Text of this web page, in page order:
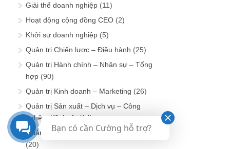
Giải thể doanh nghiệp (11)
Hoạt động cộng đồng CEO (2)
Khởi sự doanh nghiệp (5)
Quản trị Chiến lược – Điều hành (25)
Quản trị Hành chính – Nhân sự – Tổng
hợp (90)
Quản trị Kinh doanh – Marketing (26)
Quản trị Sản xuất – Dịch vụ – Công
nghệ – Kỹ thuật(14)
Quản trị Tài chính – Kế toán – Đầu tư
(20)
Bạn có cần Cường hỗ trợ?